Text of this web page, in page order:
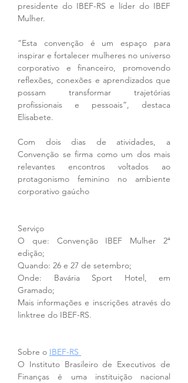
presidente do IBEF-RS e líder do IBEF
Mulher.
“Esta convenção é um espaço para
inspirar e fortalecer mulheres no universo
corporativo e financeiro, promovendo
reflexões, conexões e aprendizados que
possam transformar trajetórias
profissionais e pessoais”, destaca
Elisabete.
Com dois dias de atividades, a
Convenção se firma como um dos mais
relevantes encontros voltados ao
protagonismo feminino no ambiente
corporativo gaúcho
Serviço
O que: Convenção IBEF Mulher 2ª
edição;
Quando: 26 e 27 de setembro;
Onde: Bavária Sport Hotel, em
Gramado;
Mais informações e inscrições através do
linktree do IBEF-RS.
Sobre o IBEF-RS
O Instituto Brasileiro de Executivos de
Finanças é uma instituição nacional